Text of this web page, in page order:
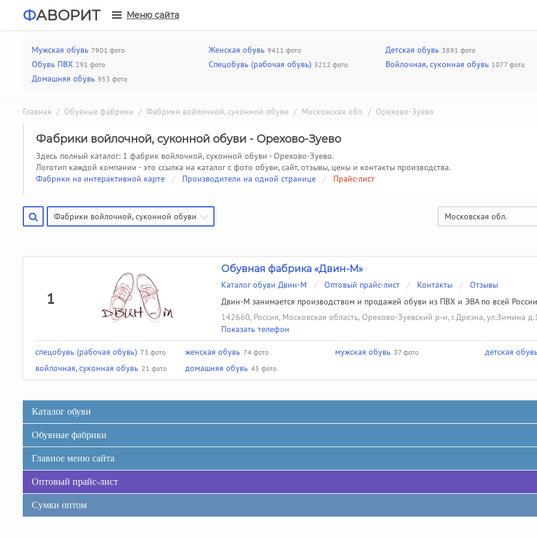
ФАВОРИТ Меню сайта
Мужская обувь 7901 фото Женская обувь 9411 фото Детская обувь 3891 фото
Обувь ПВХ 291 фото Спецобувь (рабочая обувь) 3212 фото Войлочная, суконная обувь 1077 фото
Домашняя обувь 953 фото
Главная / Обувные фабрики / Фабрики войлочной, суконной обуви / Московская обл. / Орехово-Зуево
Фабрики войлочной, суконной обуви - Орехово-Зуево
Здесь полный каталог: 1 фабрик войлочной, суконной обуви - Орехово-Зуево.
Логотип каждой компании - это ссылка на каталог с фото обуви, сайт, отзывы, цены и контакты производства.
Фабрики на интерактивной карте
/ Производители на одной странице / Прайс-лист
Фабрики войлочной, суконной обуви Московская обл.
1
Обувная фабрика «Двин-М»
Каталог обуви Двин-М / Оптовый прайс-лист / Контакты /
Отзывы
Двин-М занимается производством и продажей обуви из ПВХ и ЭВА по всей России
142660, Россия, Московская область, Орехово-Зуевский р-н, г.Дрезна, ул.Зимина
Показать телефон
спецобувь (рабочая обувь) 73 фото женская обувь 74 фото мужская обувь 37 фото детская обувь
войлочная, суконная обувь 21 фото домашняя обувь 45 фото
Каталог обуви
Обувные фабрики
Главное меню сайта
Оптовый прайс-лист
Сумки оптом